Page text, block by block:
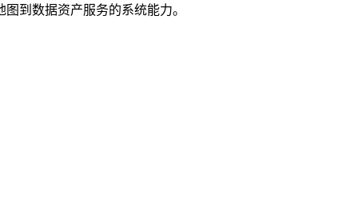
到数据资产服务的系统能力。